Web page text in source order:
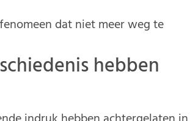
dat niet meer weg te
hebben